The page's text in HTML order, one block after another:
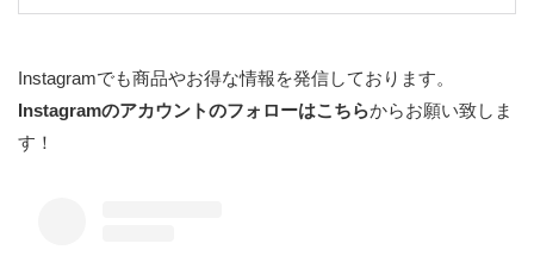
Instagramでも商品やお得な情報を発信しております。
Instagramのアカウントのフォローはこちらからお願い致しま
す！